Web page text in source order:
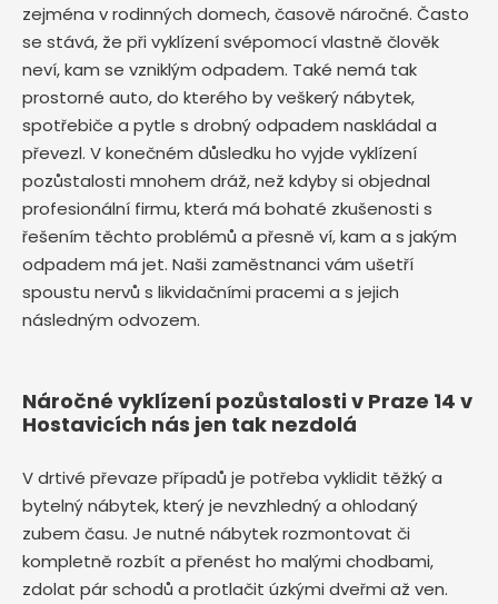
zejména v rodinných domech, časově náročné. Často
se stává, že při vyklízení svépomocí vlastně člověk
neví, kam se vzniklým odpadem. Také nemá tak
prostorné auto, do kterého by veškerý nábytek,
spotřebiče a pytle s drobný odpadem naskládal a
převezl. V konečném důsledku ho vyjde vyklízení
pozůstalosti mnohem dráž, než kdyby si objednal
profesionální firmu, která má bohaté zkušenosti s
řešením těchto problémů a přesně ví, kam a s jakým
odpadem má jet. Naši zaměstnanci vám ušetří
spoustu nervů s likvidačními pracemi a s jejich
následným odvozem.
Náročné vyklízení pozůstalosti v Praze 14 v
Hostavicích nás jen tak nezdolá
V drtivé převaze případů je potřeba vyklidit těžký a
bytelný nábytek, který je nevzhledný a ohlodaný
zubem času. Je nutné nábytek rozmontovat či
kompletně rozbít a přenést ho malými chodbami,
zdolat pár schodů a protlačit úzkými dveřmi až ven.